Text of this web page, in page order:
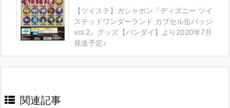
【ツイステ】ガシャポン『ディズニー ツイ
ステッドワンダーランド カプセル缶バッジ
vol.2』グッズ【バンダイ】より2020年7月
発送予定♪
関連記事